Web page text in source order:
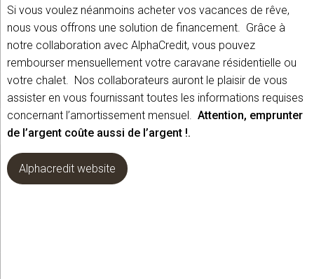
Si vous voulez néanmoins acheter vos vacances de rêve,
nous vous offrons une solution de financement. Grâce à
notre collaboration avec AlphaCredit, vous pouvez
rembourser mensuellement votre caravane résidentielle ou
votre chalet. Nos collaborateurs auront le plaisir de vous
assister en vous fournissant toutes les informations requises
concernant l’amortissement mensuel. Attention, emprunter
de l’argent coûte aussi de l’argent !.
Alphacredit website